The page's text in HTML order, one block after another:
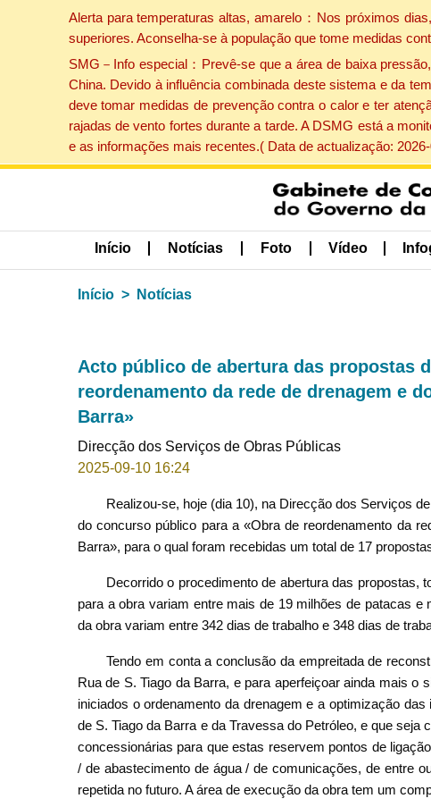
Alerta para temperaturas altas, amarelo：Nos próximos
superiores. Aconselha-se à população que tome medidas
SMG－Info especial：Prevê-se que a área de baixa
China. Devido à influência combinada deste sistema e da
deve tomar medidas de prevenção contra o calor e ter
rajadas de vento fortes durante a tarde. A DSMG está a
e as informações mais recentes.( Data de actualização:
Início Notícias Foto Vídeo
Início Notícias
Acto público de abertura das propostas
reordenamento da rede de drenagem e
Barra»
Direcção dos Serviços de Obras Públicas
2025-09-10 16:24
Realizou-se, hoje (dia 10), na Direcção dos Serviços
do concurso público para a «Obra de reordenamento da
Barra», para o qual foram recebidas um total de 17
Decorrido o procedimento de abertura das
para a obra variam entre mais de 19 milhões de patacas
da obra variam entre 342 dias de trabalho e 348 dias de
Tendo em conta a conclusão da empreitada de
Rua de S. Tiago da Barra, e para aperfeiçoar ainda mais o
iniciados o ordenamento da drenagem e a optimização
de S. Tiago da Barra e da Travessa do Petróleo, e que
concessionárias para que estas reservem pontos de
/ de abastecimento de água / de comunicações, de entre
repetida no futuro. A área de execução da obra tem um